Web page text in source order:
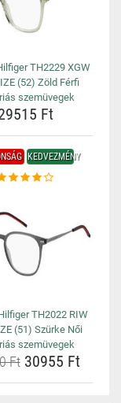
TH2229 XGW
(52) Zöld Férfi
szemüvegek
Ft
KEDVEZMÉNY
TH2022 RIW
(51) Szürke Női
szemüvegek
Ft30955 Ft